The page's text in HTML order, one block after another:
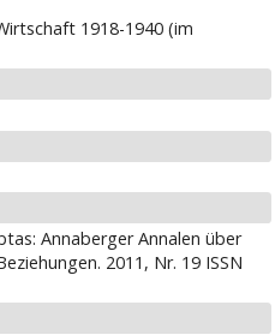
1918-1940 (im
Annaberger Annalen über
2011, Nr. 19 ISSN